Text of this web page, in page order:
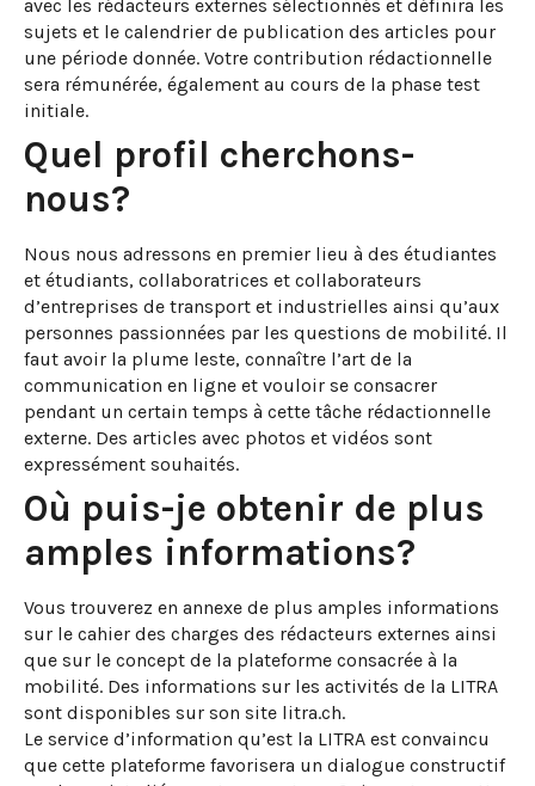
avec les rédacteurs externes sélectionnés et définira les
sujets et le calendrier de publication des articles pour
une période donnée. Votre contribution rédactionnelle
sera rémunérée, également au cours de la phase test
initiale.
Quel profil cherchons-
nous?
Nous nous adressons en premier lieu à des étudiantes
et étudiants, collaboratrices et collaborateurs
d’entreprises de transport et industrielles ainsi qu’aux
personnes passionnées par les questions de mobilité. Il
faut avoir la plume leste, connaître l’art de la
communication en ligne et vouloir se consacrer
pendant un certain temps à cette tâche rédactionnelle
externe. Des articles avec photos et vidéos sont
expressément souhaités.
Où puis-je obtenir de plus
amples informations?
Vous trouverez en annexe de plus amples informations
sur le cahier des charges des rédacteurs externes ainsi
que sur le concept de la plateforme consacrée à la
mobilité. Des informations sur les activités de la LITRA
sont disponibles sur son site litra.ch.
Le service d’information qu’est la LITRA est convaincu
que cette plateforme favorisera un dialogue constructif